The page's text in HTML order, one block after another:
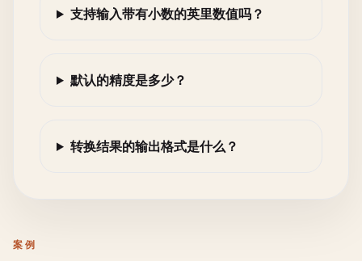
支持输入带有小数的英里数值吗？
默认的精度是多少？
转换结果的输出格式是什么？
案例